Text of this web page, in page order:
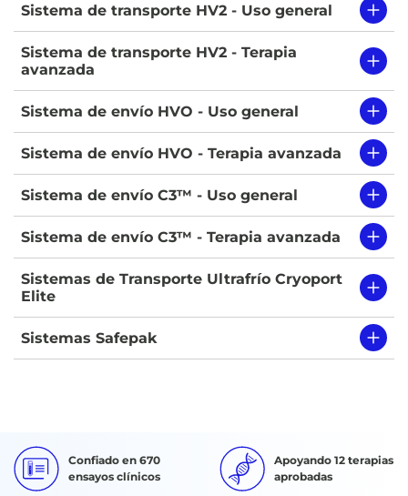
Sistema de transporte HV2 - Uso general
Sistema de transporte HV2 - Terapia
avanzada
Sistema de envío HVO - Uso general
Sistema de envío HVO - Terapia avanzada
Sistema de envío C3™ - Uso general
Sistema de envío C3™ - Terapia avanzada
Sistemas de Transporte Ultrafrío Cryoport
Elite
Sistemas Safepak
Confiado en 670
ensayos clínicos
Apoyando 12 terapias
aprobadas